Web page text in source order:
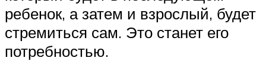
ребенок, а затем и взрослый, будет
стремиться сам. Это станет его
потребностью.